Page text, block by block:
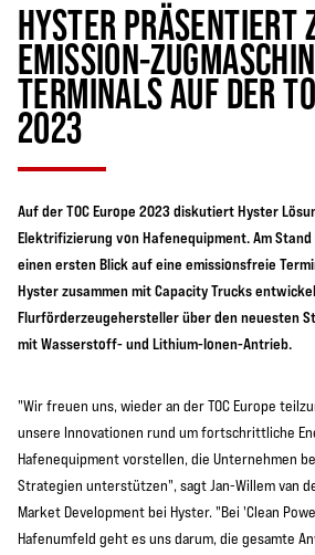
HYSTER PRÄSENTIERT
EMISSION-
TERMINALS AUF DER
2023
Auf der TOC Europe 2023 diskutiert Hyster
Elektrifizierung von Hafenequipment. Am Stand
einen ersten Blick auf eine emissionsfreie
Hyster zusammen mit Capacity Trucks
Flurförderzeugehersteller über den neuesten
mit Wasserstoff- und Lithium-Ionen-Antrieb.
"Wir freuen uns, wieder an der TOC Europe
unsere Innovationen rund um fortschrittliche
Hafenequipment vorstellen, die Unternehmen
Strategien unterstützen", sagt Jan-Willem van
Market Development bei Hyster. "Bei 'Clean
Hafenumfeld geht es uns darum, die gesamte